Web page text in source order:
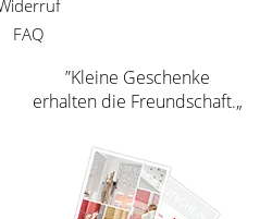
FAQ
”Kleine Geschenke
erhalten die Freundschaft.„